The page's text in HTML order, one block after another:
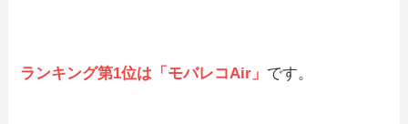
ランキング第1位は「モバレコAir」 です。